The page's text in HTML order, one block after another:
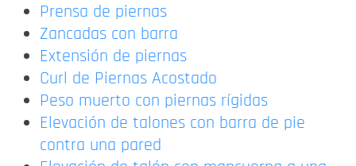
Prensa de piernas
Zancadas con barra
Extensión de piernas
Curl de Piernas Acostado
Peso muerto con piernas rígidas
Elevación de talones con barra de pie
contra una pared